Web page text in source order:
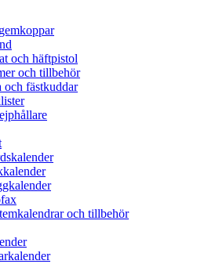
och häftpistol
och tillbehör
och fästkuddar
och tillbehör